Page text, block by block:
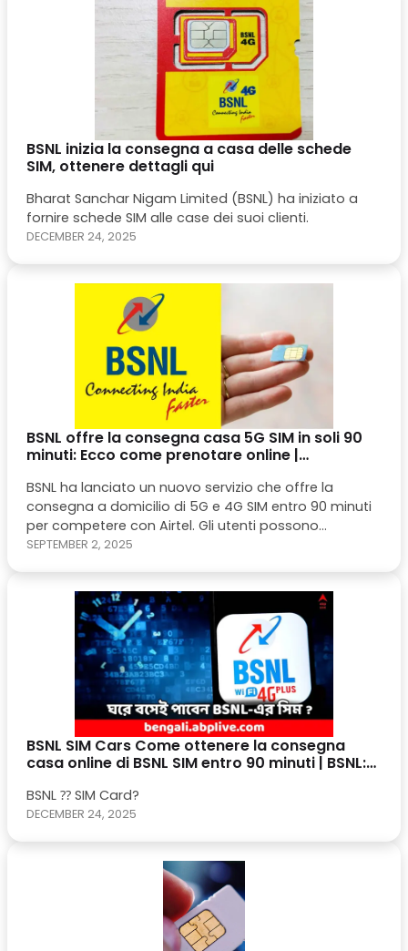
BSNL inizia la consegna a casa delle schede
SIM, ottenere dettagli qui
Bharat Sanchar Nigam Limited (BSNL) ha iniziato a
fornire schede SIM alle case dei suoi clienti.
DECEMBER 24, 2025
BSNL offre la consegna casa 5G SIM in soli 90
minuti: Ecco come prenotare online |
BSNL ha lanciato un nuovo servizio che offre la
consegna a domicilio di 5G e 4G SIM entro 90 minuti
per competere con Airtel. Gli utenti possono
facilmente prenotare una BSNL SIM online tramite
indirizzo.
SEPTEMBER 2, 2025
BSNL SIM Cars Come ottenere la consegna
casa online di BSNL SIM entro 90 minuti | BSNL:
PERSONALIZZAZIONI ⁇ ⁇ ⁇ ⁇ ⁇ ⁇ ⁇ DATI
BAMBINI ?
BSNL ⁇ SIM Card?
DECEMBER 24, 2025